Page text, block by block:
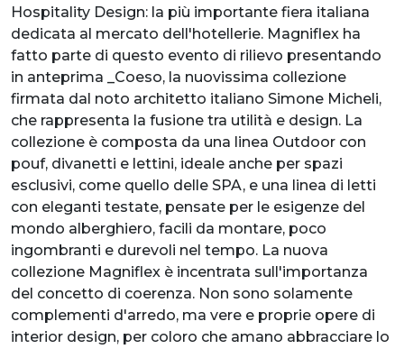
Hospitality Design: la più importante fiera italiana
dedicata al mercato dell'hotellerie. Magniflex ha
fatto parte di questo evento di rilievo presentando
in anteprima _Coeso, la nuovissima collezione
firmata dal noto architetto italiano Simone Micheli,
che rappresenta la fusione tra utilità e design. La
collezione è composta da una linea Outdoor con
pouf, divanetti e lettini, ideale anche per spazi
esclusivi, come quello delle SPA, e una linea di letti
con eleganti testate, pensate per le esigenze del
mondo alberghiero, facili da montare, poco
ingombranti e durevoli nel tempo. La nuova
collezione Magniflex è incentrata sull'importanza
del concetto di coerenza. Non sono solamente
complementi d'arredo, ma vere e proprie opere di
interior design, per coloro che amano abbracciare lo